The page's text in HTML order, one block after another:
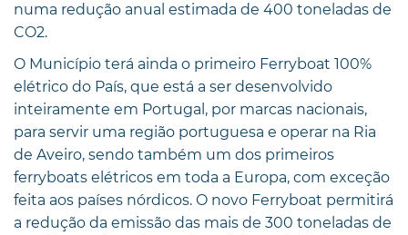
numa redução anual estimada de 400 toneladas de
CO2.
O Município terá ainda o primeiro Ferryboat 100%
elétrico do País, que está a ser desenvolvido
inteiramente em Portugal, por marcas nacionais,
para servir uma região portuguesa e operar na Ria
de Aveiro, sendo também um dos primeiros
ferryboats elétricos em toda a Europa, com exceção
feita aos países nórdicos. O novo Ferryboat permitirá
a redução da emissão das mais de 300 toneladas de